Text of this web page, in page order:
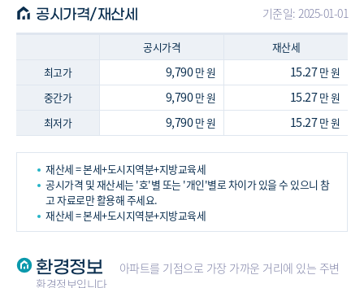
공시가격/재산세 기준일: 2025-01-01
공시가격
재산세
최고가
9,790만 원 15.27만 원
중간가
9,790만 원 15.27만 원
최저가
9,790만 원 15.27만 원
재산세 = 본세+도시지역분+지방교육세
공시가격 및 재산세는 '호'별 또는 '개인'별로 차이가 있을 수 있으니 참
고 자료로만 활용해 주세요.
재산세 = 본세+도시지역분+지방교육세
환경정보
아파트를 기점으로 가장 가까운 거리에 있는 주변
환경정보입니다